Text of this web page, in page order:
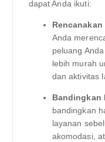
dapat Anda ikuti:
Anda
peluang
lebih murah
dan aktivitas
Bandingkan
bandingkan
layanan
akomodasi,